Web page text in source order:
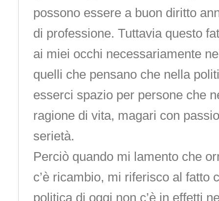
possono essere a buon diritto
di professione. Tuttavia questo
ai miei occhi necessariamente
quelli che pensano che nella
esserci spazio per persone che
ragione di vita, magari con
serietà.
Perciò quando mi lamento che
c’è ricambio, mi riferisco al fatto
politica di oggi non c’è in effetti